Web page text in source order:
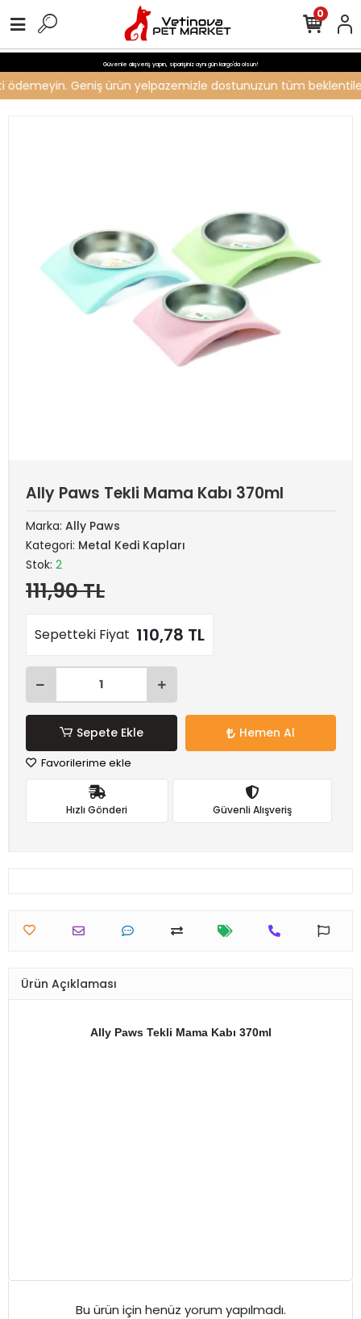
Güvenle alışveriş yapın, siparişiniz aynı gün kargo'da olsun!
Geniş ürün yelpazemizle dostunuzun tüm
0
Ally Paws Tekli Mama Kabı 370ml
Marka: Ally Paws
Kategori: Metal Kedi Kapları
Stok: 2
111,90 TL
Sepetteki Fiyat 110,78 TL
Sepete Ekle Hemen Al
Favorilerime ekle
Hızlı Gönderi Güvenli Alışveriş
Ürün Açıklaması
Ally Paws Tekli Mama Kabı 370ml
Bu ürün için henüz yorum yapılmadı.